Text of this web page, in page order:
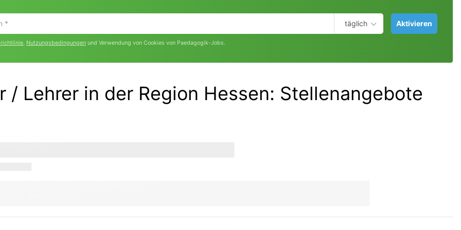
täglich Aktivieren
, Nutzungsbedingungen und Verwendung von Cookies von Paedagogik-Jobs.
Lehrer in der Region Hessen: Stellenangebote